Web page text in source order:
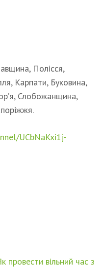
Полісся,
Карпати, Буковина,
Слобожанщина,
UCbNaKxi1j-
провести вільний час з